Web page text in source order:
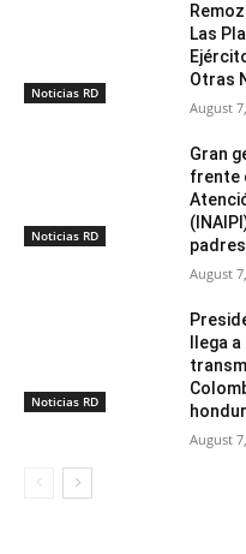
Noticias RD
Las
Otras
August
Noticias RD
Gran
frente
padres
August
Noticias RD
llega
August